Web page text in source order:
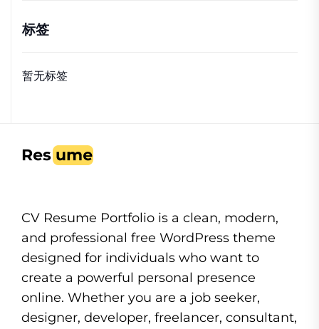
标签
暂无标签
CV Resume Portfolio is a clean, modern,
and professional free WordPress theme
designed for individuals who want to
create a powerful personal presence
online. Whether you are a job seeker,
designer, developer, freelancer, consultant,